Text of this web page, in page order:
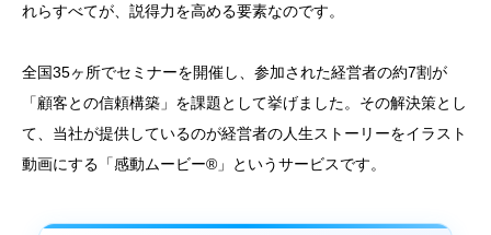
れらすべてが、説得力を高める要素なのです。
全国35ヶ所でセミナーを開催し、参加された経営者の約7割が
「顧客との信頼構築」を課題として挙げました。その解決策とし
て、当社が提供しているのが経営者の人生ストーリーをイラスト
動画にする「感動ムービー®」というサービスです。